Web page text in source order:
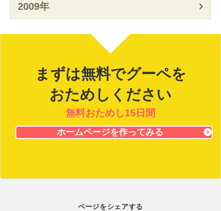
2009年
まずは無料でグーペを
おためしください
無料おためし15日間
ホームページを作ってみる
ページをシェアする